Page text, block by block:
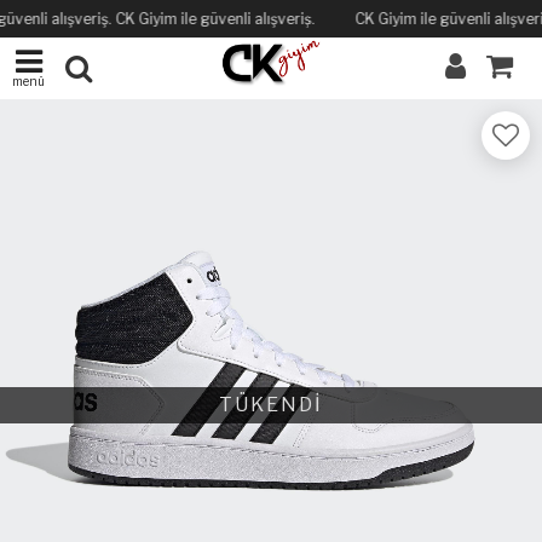
alışveriş. CK Giyim ile güvenli alışveriş. CK Giyim ile güvenli
menü
TÜKENDİ